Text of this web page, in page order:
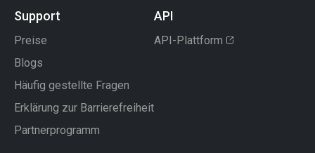
Support
Preise
Blogs
Häufig gestellte Fragen
Erklärung zur Barrierefreiheit
Partnerprogramm
API
API-Plattform